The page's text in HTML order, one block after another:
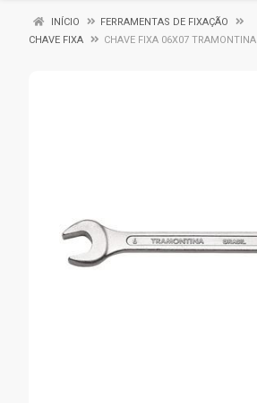
INÍCIO
FERRAMENTAS DE FIXAÇÃO
CHAVE FIXA
CHAVE FIXA 06X07 TRAMONTINA